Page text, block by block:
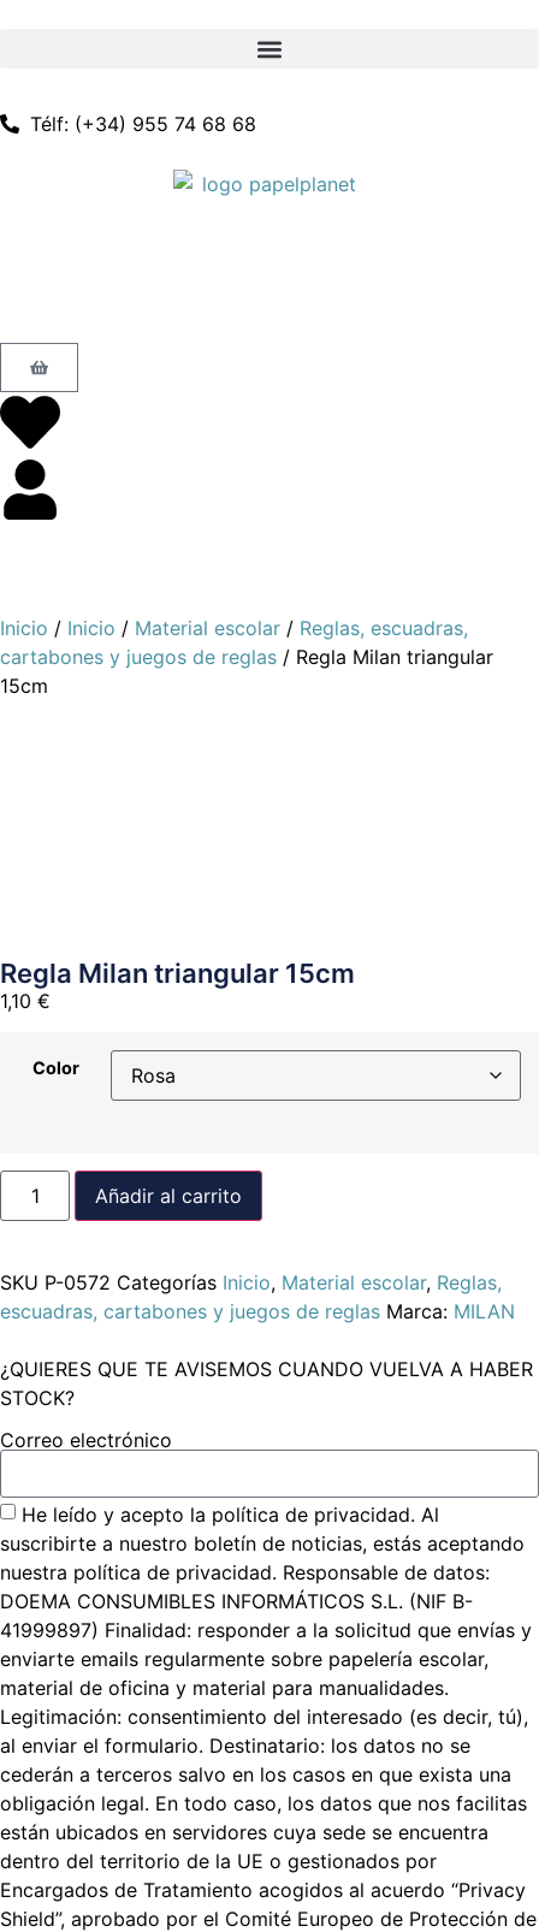
Télf: (+34) 955 74 68 68
Inicio / Inicio / Material escolar / Reglas, escuadras,
cartabones y juegos de reglas / Regla Milan triangular
15cm
Regla Milan triangular 15cm
1,10 €
Color
Añadir al carrito
SKU P-0572 Categorías Inicio, Material escolar, Reglas,
escuadras, cartabones y juegos de reglas Marca: MILAN
¿QUIERES QUE TE AVISEMOS CUANDO VUELVA A HABER
STOCK?
Correo electrónico
He leído y acepto la política de privacidad. Al
suscribirte a nuestro boletín de noticias, estás aceptando
nuestra política de privacidad. Responsable de datos:
DOEMA CONSUMIBLES INFORMÁTICOS S.L. (NIF B-
41999897) Finalidad: responder a la solicitud que envías y
enviarte emails regularmente sobre papelería escolar,
material de oficina y material para manualidades.
Legitimación: consentimiento del interesado (es decir, tú),
al enviar el formulario. Destinatario: los datos no se
cederán a terceros salvo en los casos en que exista una
obligación legal. En todo caso, los datos que nos facilitas
están ubicados en servidores cuya sede se encuentra
dentro del territorio de la UE o gestionados por
Encargados de Tratamiento acogidos al acuerdo “Privacy
Shield”, aprobado por el Comité Europeo de Protección de